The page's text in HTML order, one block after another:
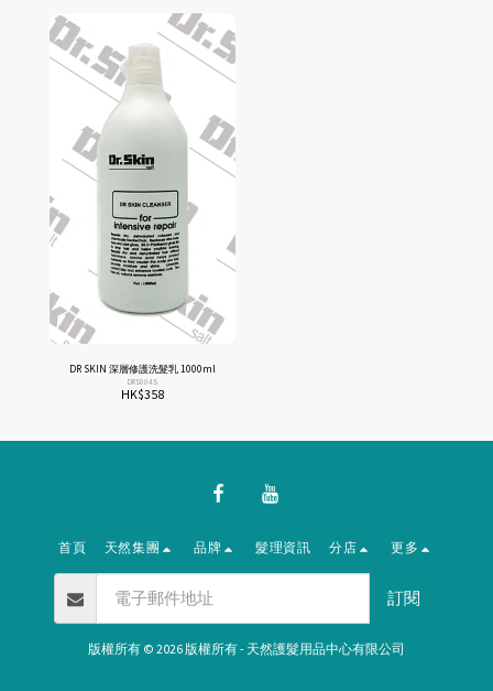
DR SKIN 深層修護洗髮乳 1000ml
DRS004S
HK$358
首頁 天然集團 品牌 髮理資訊 分店 更多
訂閱
版權所有 © 2026 版權所有 - 天然護髮用品中心有限公司